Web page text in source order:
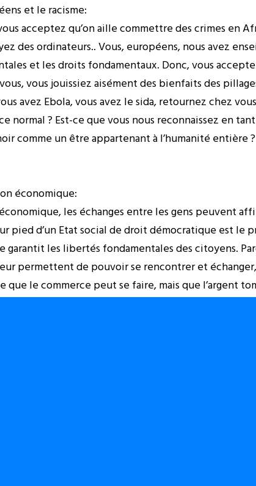
et le racisme:
acceptez qu’on aille commettre des crimes en
des ordinateurs.. Vous, européens, nous avez
et les droits fondamentaux. Donc, vous
vous jouissiez aisément des bienfaits des
avez Ebola, vous avez le sida, retournez chez
normal ? Est-ce que vous nous reconnaissez en tant
comme un être appartenant à l’humanité entière
économique:
les échanges entre les gens peuvent
pied d’un Etat social de droit démocratique est le
les libertés fondamentales des citoyens.
permettent de pouvoir se rencontrer et
que le commerce peut se faire, mais que l’argent